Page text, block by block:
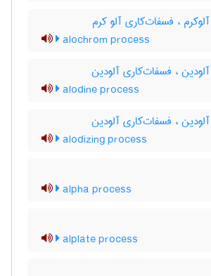
، فسفات‌کاری آلو کرم
alochrom process
، فسفات‌کاری آلودین
alodine process
، فسفات‌کاری آلودین
alodizing process
alpha process
alplate process